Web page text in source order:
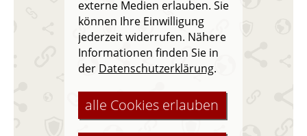
externe Medien erlauben. Sie
können Ihre Einwilligung
jederzeit widerrufen. Nähere
Informationen finden Sie in
der Datenschutzerklärung.
alle Cookies erlauben